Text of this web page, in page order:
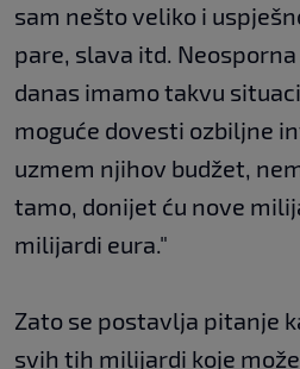
sam nešto veliko i
pare, slava itd.
danas imamo takvu
moguće dovesti ozbiljne
uzmem njihov budžet,
tamo, donijet ću nove
milijardi eura."
Zato se postavlja pitanje
svih tih milijardi koje